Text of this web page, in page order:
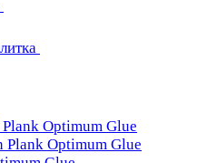
Optimum Glue
Plank Optimum Glue